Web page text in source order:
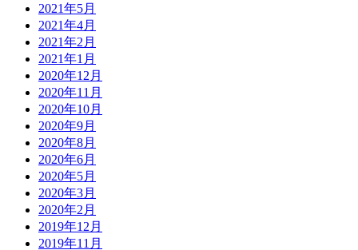
2021年5月
2021年4月
2021年2月
2021年1月
2020年12月
2020年11月
2020年10月
2020年9月
2020年8月
2020年6月
2020年5月
2020年3月
2020年2月
2019年12月
2019年11月